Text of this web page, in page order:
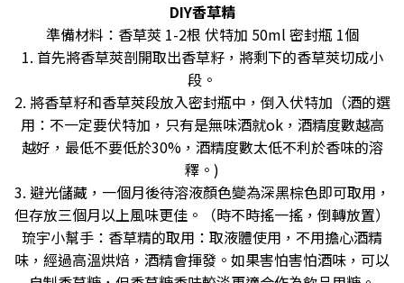
DIY香草精
準備材料：香草莢 1-2根 伏特加 50ml 密封瓶 1個
1. 首先將香草莢剖開取出香草籽，將剩下的香草莢切成小
段。
2. 將香草籽和香草莢段放入密封瓶中，倒入伏特加（酒的選
用：不一定要伏特加，只有是無味酒就ok，酒精度數越高
越好，最低不要低於30%，酒精度數太低不利於香味的溶
釋。)
3. 避光儲藏，一個月後待溶液顏色變為深黑棕色即可取用，
但存放三個月以上風味更佳。（時不時搖一搖，倒轉放置）
琉宇小幫手：香草精的取用：取液體使用，不用擔心酒精
味，經過高溫烘焙，酒精會揮發。如果害怕害怕酒味，可以